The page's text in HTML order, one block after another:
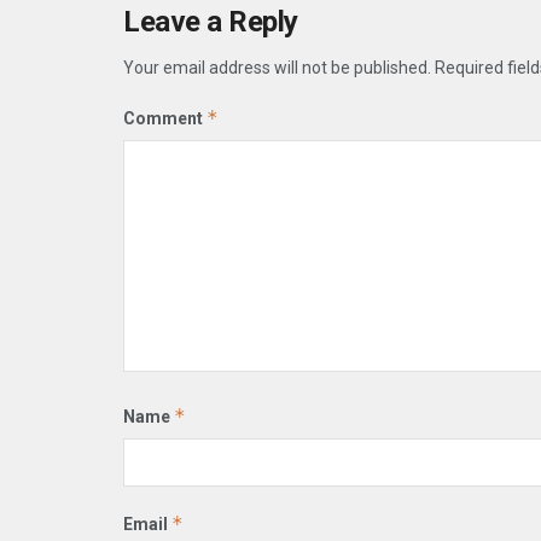
Leave a Reply
Your email address will not be published. Required
Comment *
Name *
Email *